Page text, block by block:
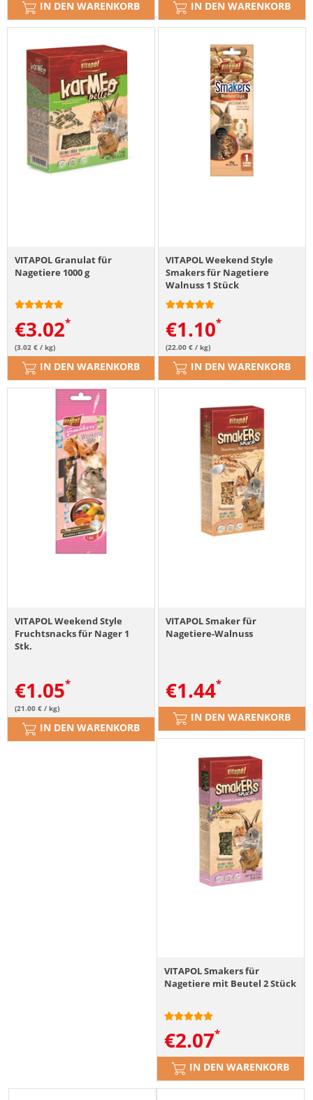
IN DEN WARENKORB IN DEN WARENKORB
VITAPOL Granulat für
Nagetiere 1000 g
€3.02
(3.02 € / kg)
IN DEN WARENKORB
VITAPOL Weekend Style
Smakers für Nagetiere
Walnuss 1 Stück
€1.10
(22.00 € / kg)
IN DEN WARENKORB
VITAPOL Weekend Style
Fruchtsnacks für Nager 1
Stk.
€1.05
(21.00 € / kg)
IN DEN WARENKORB
VITAPOL Smaker für
Nagetiere-Walnuss
€1.44
IN DEN WARENKORB
VITAPOL Smakers für
Nagetiere mit Beutel 2 Stück
€2.07
IN DEN WARENKORB